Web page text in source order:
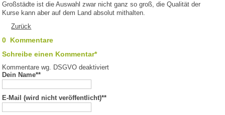
Großstädte ist die Auswahl zwar nicht ganz so groß, die Qualität der
Kurse kann aber auf dem Land absolut mithalten.
Zurück
0 Kommentare
Schreibe einen Kommentar*
Kommentare wg. DSGVO deaktiviert
Dein Name**
E-Mail (wird nicht veröffentlicht)**